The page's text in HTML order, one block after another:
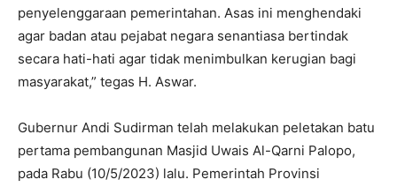
penyelenggaraan pemerintahan. Asas ini menghendaki
agar badan atau pejabat negara senantiasa bertindak
secara hati-hati agar tidak menimbulkan kerugian bagi
masyarakat,” tegas H. Aswar.
Gubernur Andi Sudirman telah melakukan peletakan batu
pertama pembangunan Masjid Uwais Al-Qarni Palopo,
pada Rabu (10/5/2023) lalu. Pemerintah Provinsi